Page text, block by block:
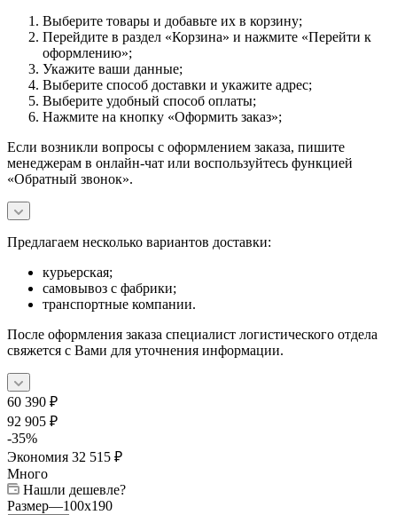
Выберите товары и добавьте их в корзину;
Перейдите в раздел «Корзина» и нажмите «Перейти к
оформлению»;
Укажите ваши данные;
Выберите способ доставки и укажите адрес;
Выберите удобный способ оплаты;
Нажмите на кнопку «Оформить заказ»;
Если возникли вопросы с оформлением заказа, пишите
менеджерам в онлайн-чат или воспользуйтесь функцией
«Обратный звонок».
Предлагаем несколько вариантов доставки:
курьерская;
самовывоз с фабрики;
транспортные компании.
После оформления заказа специалист логистического отдела
свяжется с Вами для уточнения информации.
60 390 ₽
92 905 ₽
-35%
Экономия 32 515 ₽
Много
Нашли дешевле?
Размер—100x190